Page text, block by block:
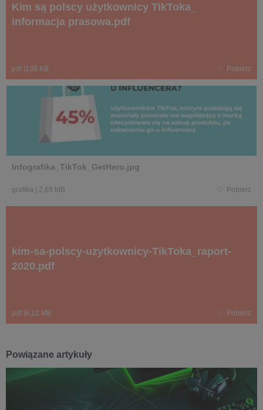
Kim są polscy użytkownicy TikToka_
informacja prasowa.pdf
pdf 138 KB Pobierz
Infografika_TikTok_GetHero.jpg
grafika 2,69 MB Pobierz
kim-sa-polscy-uzytkownicy-TikToka_raport-
2020.pdf
pdf 6,12 MB Pobierz
Powiązane artykuły